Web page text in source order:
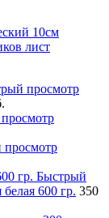
лист
просмотр
Быстрый
600 гр. 350